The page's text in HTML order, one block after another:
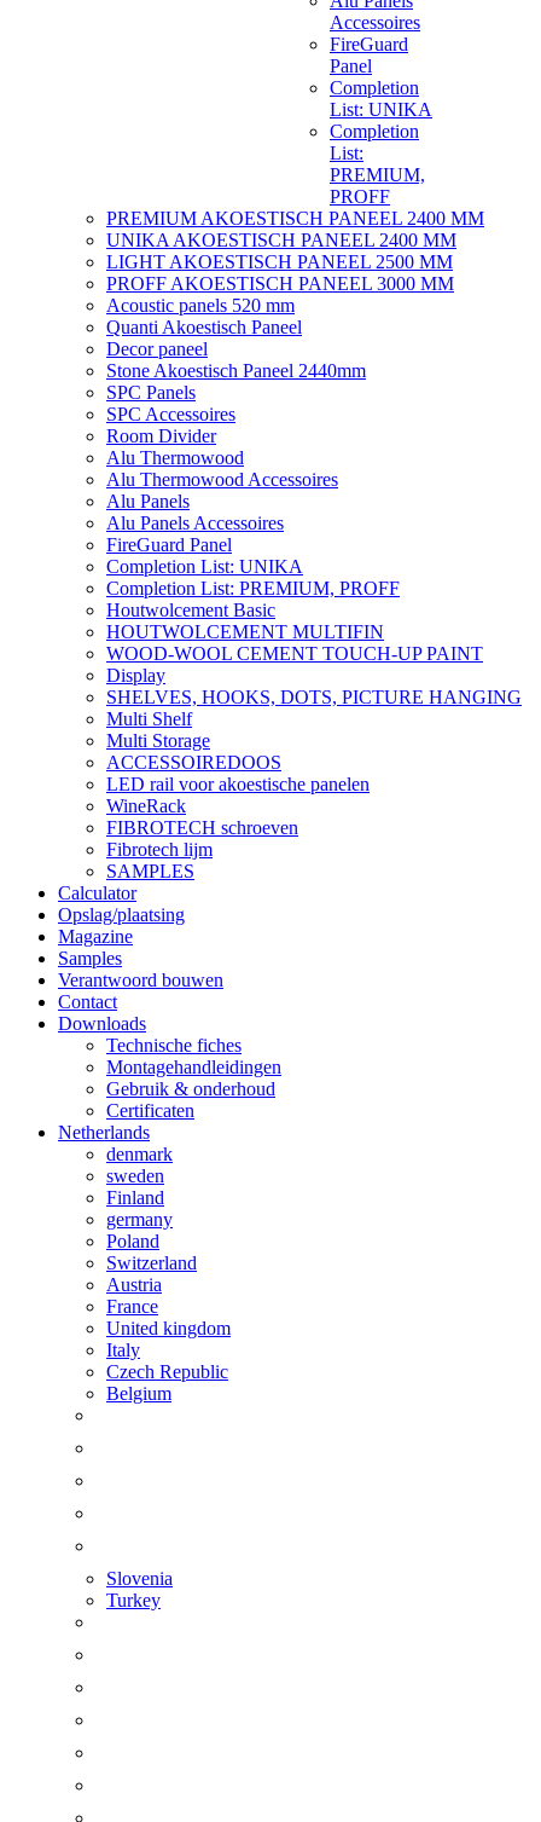
Accessoires
FireGuard
Panel
Completion
List: UNIKA
Completion
List:
PREMIUM,
PROFF
PREMIUM AKOESTISCH PANEEL 2400 MM
UNIKA AKOESTISCH PANEEL 2400 MM
LIGHT AKOESTISCH PANEEL 2500 MM
PROFF AKOESTISCH PANEEL 3000 MM
Acoustic panels 520 mm
Quanti Akoestisch Paneel
Decor paneel
Stone Akoestisch Paneel 2440mm
SPC Panels
SPC Accessoires
Room Divider
Alu Thermowood
Alu Thermowood Accessoires
Alu Panels
Alu Panels Accessoires
FireGuard Panel
Completion List: UNIKA
Completion List: PREMIUM, PROFF
Houtwolcement Basic
HOUTWOLCEMENT MULTIFIN
WOOD-WOOL CEMENT TOUCH-UP PAINT
Display
SHELVES, HOOKS, DOTS, PICTURE HANGING
Multi Shelf
Multi Storage
ACCESSOIREDOOS
LED rail voor akoestische panelen
WineRack
FIBROTECH schroeven
Fibrotech lijm
SAMPLES
Calculator
Opslag/plaatsing
Magazine
Samples
Verantwoord bouwen
Contact
Downloads
Technische fiches
Montagehandleidingen
Gebruik & onderhoud
Certificaten
Netherlands
denmark
sweden
Finland
germany
Poland
Switzerland
Austria
France
United kingdom
Italy
Czech Republic
Belgium
Slovenia
Turkey